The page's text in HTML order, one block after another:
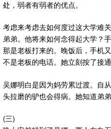
处，弱者有弱者的优点。
考虑来考虑去如何度过这大学难
弟弟。他将来如何念得起大学？
那是老板打来的。晚饭后，手机
不是老板的电话。她立刻按了接
吴娜明白是因为妈劳累过渡。自
头拉磨的驴也会得病。她知道弟
(三)